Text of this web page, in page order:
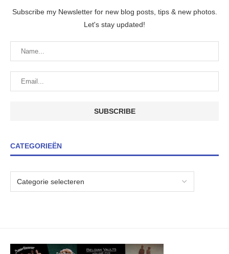
Subscribe my Newsletter for new blog posts, tips & new photos.
Let's stay updated!
CATEGORIEËN